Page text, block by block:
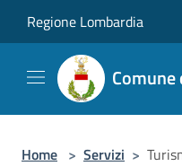
Regione Lombardia
Comune
Home > Servizi >